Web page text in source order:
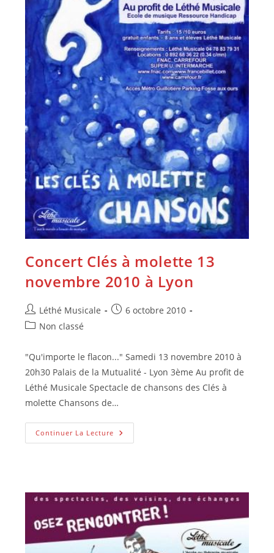
Concert Clés à molette 13
novembre 2010 à Lyon
Auteur/autrice
de
Léthé Musicale
Publication
6 octobre 2010
PostNon classé
"Qu'importe le flacon..." Samedi 13 novembre 2010 à
20h30 Palais de la Mutualité - Lyon 3ème Au profit de
Léthé Musicale Spectacle de chansons des Clés à
molette Chansons de…
Continuer La Lecture Concert
Clés
À
Lyon